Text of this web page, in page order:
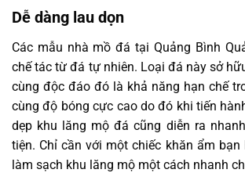
Dễ dàng lau dọn
Các mẫu nhà mồ đá tại Quảng Bình
chế tác từ đá tự nhiên. Loại đá này sở
cùng độc đáo đó là khả năng hạn chế
cùng độ bóng cực cao do đó khi tiến
dẹp khu lăng mộ đá cũng diễn ra
tiện. Chỉ cần với một chiếc khăn ẩm
làm sạch khu lăng mộ một cách nhanh